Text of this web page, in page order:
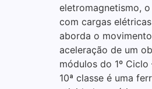
eletromagnetismo,
com cargas
aborda o
aceleração de um
módulos do 1º
10ª classe é uma